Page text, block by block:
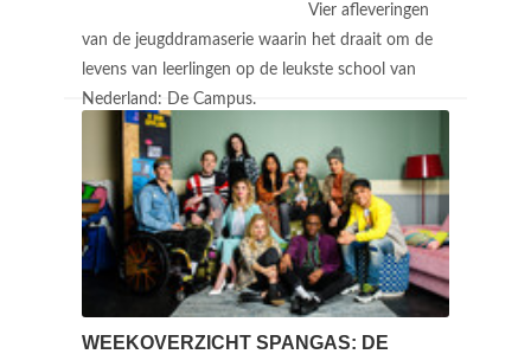
Vier afleveringen
van de jeugddramaserie waarin het draait om de
levens van leerlingen op de leukste school van
Nederland: De Campus.
WEEKOVERZICHT SPANGAS: DE